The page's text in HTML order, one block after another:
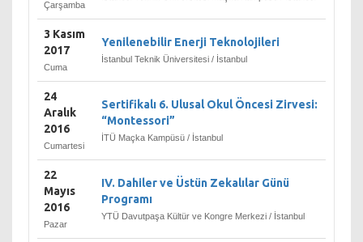
Çarşamba
3 Kasım
2017
Cuma
Yenilenebilir Enerji Teknolojileri
İstanbul Teknik Üniversitesi / İstanbul
24
Aralık
2016
Cumartesi
Sertifikalı 6. Ulusal Okul Öncesi Zirvesi:
“Montessori”
İTÜ Maçka Kampüsü / İstanbul
22
Mayıs
2016
Pazar
IV. Dahiler ve Üstün Zekalılar Günü
Programı
YTÜ Davutpaşa Kültür ve Kongre Merkezi / İstanbul